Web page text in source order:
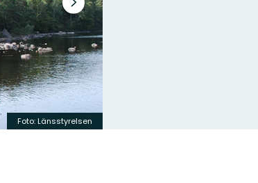
Nästa
bildspel
Foto: Länsstyrelsen